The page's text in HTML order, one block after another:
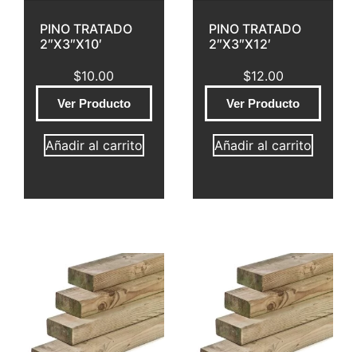
PINO TRATADO
2″X3″X10′
$10.00
Ver Producto
Añadir al carrito
PINO TRATADO
2″X3″X12′
$12.00
Ver Producto
Añadir al carrito